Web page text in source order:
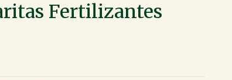
Fertilizantes